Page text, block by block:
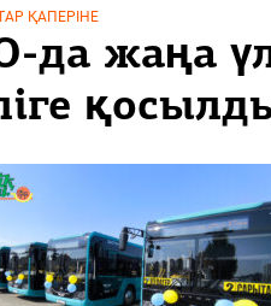
жыл
ҚАПЕРІНЕ
да жаңа